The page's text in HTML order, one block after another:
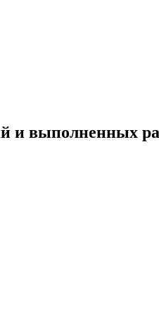
и выполненных